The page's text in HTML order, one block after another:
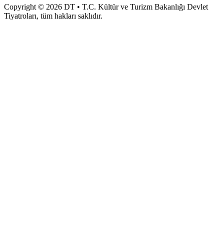
Copyright © 2026 DT • T.C. Kültür ve Turizm Bakanlığı Devlet
Tiyatroları, tüm hakları saklıdır.